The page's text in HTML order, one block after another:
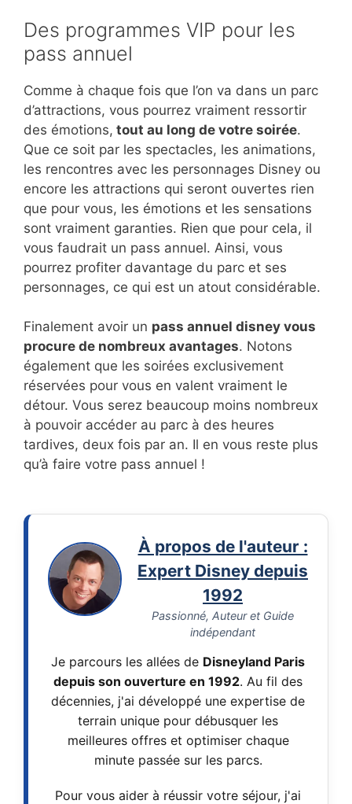
Des programmes VIP pour les
pass annuel
Comme à chaque fois que l’on va dans un parc
d’attractions, vous pourrez vraiment ressortir
des émotions, tout au long de votre soirée.
Que ce soit par les spectacles, les animations,
les rencontres avec les personnages Disney ou
encore les attractions qui seront ouvertes rien
que pour vous, les émotions et les sensations
sont vraiment garanties. Rien que pour cela, il
vous faudrait un pass annuel. Ainsi, vous
pourrez profiter davantage du parc et ses
personnages, ce qui est un atout considérable.
Finalement avoir un pass annuel disney vous
procure de nombreux avantages. Notons
également que les soirées exclusivement
réservées pour vous en valent vraiment le
détour. Vous serez beaucoup moins nombreux
à pouvoir accéder au parc à des heures
tardives, deux fois par an. Il en vous reste plus
qu’à faire votre pass annuel !
À propos de l'auteur :
Expert Disney depuis
1992
Passionné, Auteur et Guide
indépendant
Je parcours les allées de Disneyland Paris
depuis son ouverture en 1992. Au fil des
décennies, j'ai développé une expertise de
terrain unique pour débusquer les
meilleures offres et optimiser chaque
minute passée sur les parcs.
Pour vous aider à réussir votre séjour, j'ai